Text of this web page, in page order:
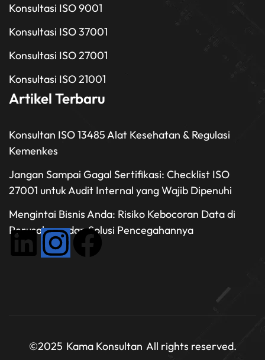
Konsultasi ISO 9001
Konsultasi ISO 37001
Konsultasi ISO 27001
Konsultasi ISO 21001
Artikel Terbaru
Konsultan ISO 13485 Alat Kesehatan & Regulasi
Kemenkes
Jangan Sampai Gagal Sertifikasi: Checklist ISO
27001 untuk Audit Internal yang Wajib Dipenuhi
Mengintai Bisnis Anda: Risiko Kebocoran Data di
Perusahaan dan Solusi Pencegahannya
©2025 Kama Konsultan All rights reserved.